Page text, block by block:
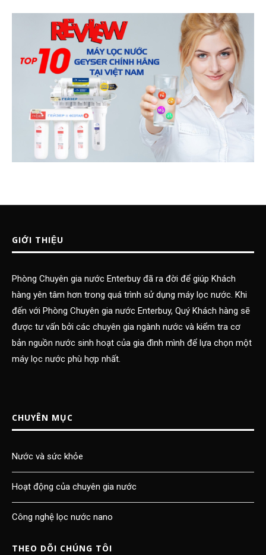
GIỚI THIỆU
Phòng Chuyên gia nước Enterbuy đã ra đời để giúp Khách
hàng yên tâm hơn trong quá trình sử dụng máy lọc nước. Khi
đến với Phòng Chuyên gia nước Enterbuy, Quý Khách hàng sẽ
được tư vấn bởi các chuyên gia ngành nước và kiểm tra cơ
bản nguồn nước sinh hoạt của gia đình mình để lựa chọn một
máy lọc nước phù hợp nhất.
CHUYÊN MỤC
Nước và sức khỏe
Hoạt động của chuyên gia nước
Công nghệ lọc nước nano
THEO DÕI CHÚNG TÔI